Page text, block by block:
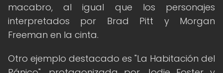
macabro, al igual que los personajes
interpretados por Brad Pitt y Morgan
Freeman en la cinta.
Otro ejemplo destacado es "La Habitación del